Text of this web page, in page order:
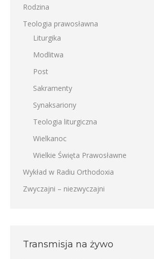
Rodzina
Teologia prawosławna
Liturgika
Modlitwa
Post
Sakramenty
Synaksariony
Teologia liturgiczna
Wielkanoc
Wielkie Święta Prawosławne
Wykład w Radiu Orthodoxia
Zwyczajni – niezwyczajni
Transmisja na żywo